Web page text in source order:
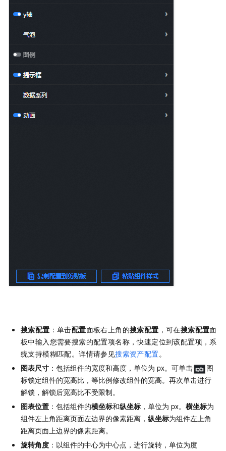
搜索配置 ：单击配置面板右上角的搜索配置 ，可在搜索配置面
板中输入您需要搜索的配置项名称，快速定位到该配置项，系
统支持模糊匹配。详情请参见搜索资产配置。
图表尺寸 ：包括组件的宽度和高度，单位为 px。可单击
图
标锁定组件的宽高比，等比例修改组件的宽高。再次单击进行
解锁，解锁后宽高比不受限制。
图表位置 ：包括组件的横坐标和纵坐标 ，单位为 px。横坐标为
组件左上角距离页面左边界的像素距离， 纵坐标为组件左上角
距离页面上边界的像素距离。
旋转角度 ：以组件的中心为中心点，进行旋转，单位为度